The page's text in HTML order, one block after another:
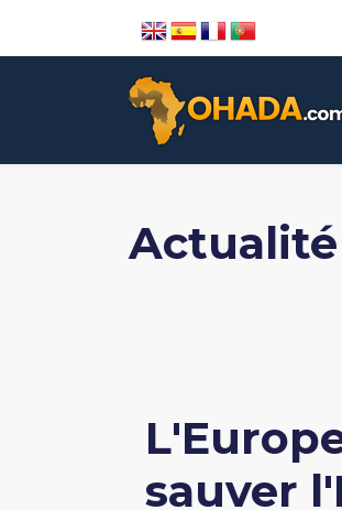
Actualité
sauver